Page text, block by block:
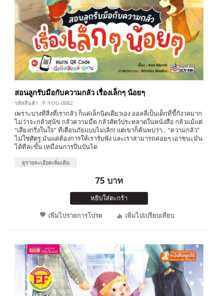
สอนลูกรับมือกับความกลัว เรื่องเล็กๆ น้อยๆ
รหัสสินค้า : P-YOU-0882
เพราะบางทีสิ่งที่เรากลัว ก็แค่เล็กนิดเดียวเอง ออลลี่เป็นเด็กที่ขี้กังวลมาก
ไม่ว่าจะกลัวสุนัข กลัวความมืด กลัวสัตว์ประหลาดในหนังสือ กลัวแม้แต่
“เสียงกริ่งในใจ” ที่เตือนภัยแบบไม่เลิก! แต่เขาก็ค้นพบว่า... “ความกลัว”
ไม่ใช่ศัตรู มันแค่ต้องการให้เรารับฟัง และเราสามารถค่อยๆ เอาชนะมัน
ได้ทีละขั้น เหมือนการปีนบันได
ดูรายละเอียดเพิ่มเติม
75 บาท
หยิบใส่ตะกร้า
เพิ่มไปรายการโปรด
เพิ่มไปเปรียบเทียบ